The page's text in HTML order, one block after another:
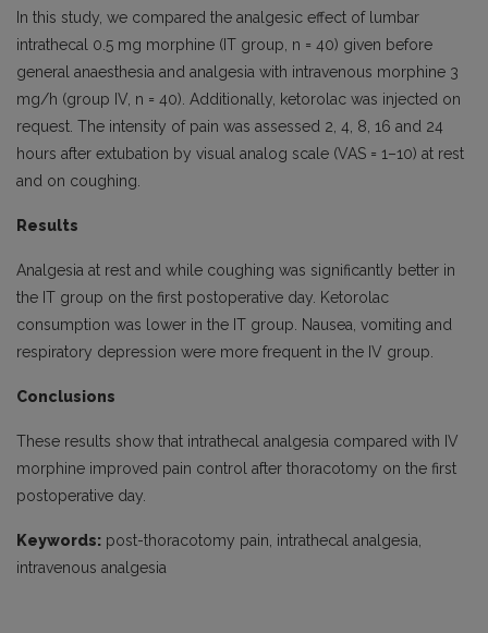
In this study, we compared the analgesic effect of lumbar
intrathecal 0.5 mg morphine (IT group, n = 40) given before
general anaesthesia and analgesia with intravenous morphine 3
mg/h (group IV, n = 40). Additionally, ketorolac was injected on
request. The intensity of pain was assessed 2, 4, 8, 16 and 24
hours after extubation by visual analog scale (VAS = 1–10) at rest
and on coughing.
Results
Analgesia at rest and while coughing was significantly better in
the IT group on the first postoperative day. Ketorolac
consumption was lower in the IT group. Nausea, vomiting and
respiratory depression were more frequent in the IV group.
Conclusions
These results show that intrathecal analgesia compared with IV
morphine improved pain control after thoracotomy on the first
postoperative day.
Keywords: post-thoracotomy pain, intrathecal analgesia,
intravenous analgesia